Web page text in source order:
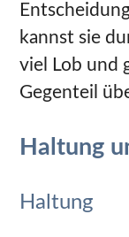
kannst sie
viel Lob und
Gegenteil
Haltung
Haltung